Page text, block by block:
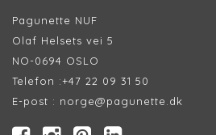
Pagunette NUF
Olaf Helsets vei 5
NO-0694 OSLO
Telefon :+47 22 09 31 50
E-post : norge@pagunette.dk